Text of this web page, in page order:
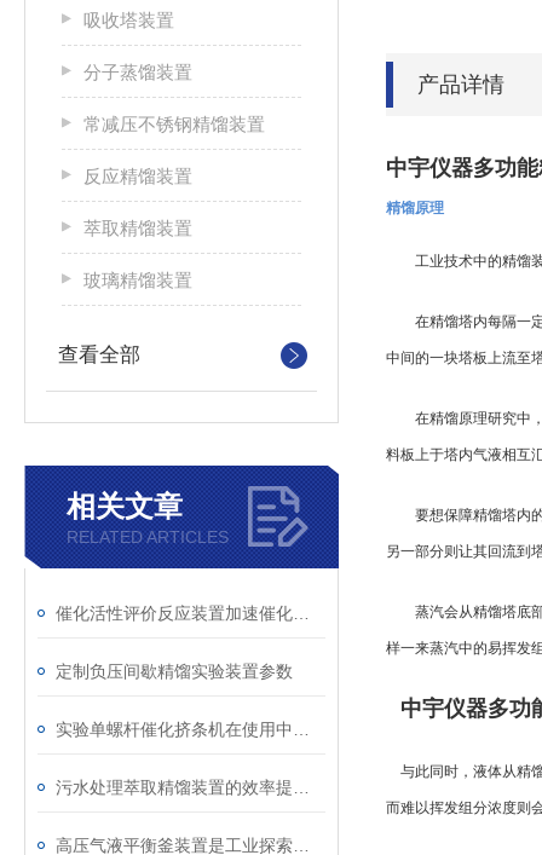
吸收塔装置
分子蒸馏装置
常减压不锈钢精馏装置
反应精馏装置
萃取精馏装置
玻璃精馏装置
查看全部
相关文章
RELATED ARTICLES
定制负压间歇精馏实验装置参数
产品详情
中宇仪器多功
精馏原理
工业技术中的精馏装
在精馏塔内每隔一定
中间的一块塔板上流至
在精馏原理研究中，
料板上于塔内气液相互
要想保障精馏塔内的
另一部分则让其回流到
蒸汽会从精馏塔底部
样一来蒸汽中的易挥发
中宇仪器多功
与此同时，液体从精
而难以挥发组分浓度则